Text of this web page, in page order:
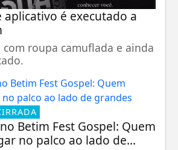
é executado a
com roupa camuflada e ainda
Betim Fest Gospel: Quem
no palco ao lado de...